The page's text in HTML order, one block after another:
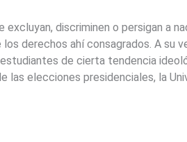
discriminen o persigan a
derechos ahí consagrados. A su
de cierta tendencia
las elecciones presidenciales, la